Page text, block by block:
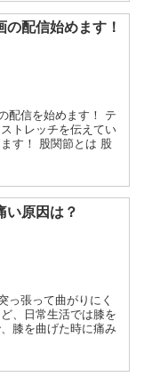
配信始めます！
配信を始めます！ テ
トレッチを伝えてい
す！ 股関節とは 股
い原因は？
っ張って曲がりにく
、日常生活では膝を
膝を曲げた時に痛み